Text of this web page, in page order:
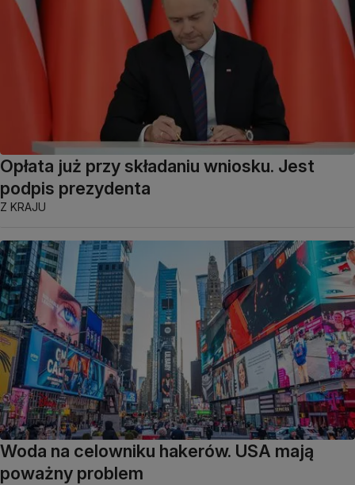
Opłata już przy składaniu wniosku. Jest
podpis prezydenta
Z KRAJU
Woda na celowniku hakerów. USA mają
poważny problem